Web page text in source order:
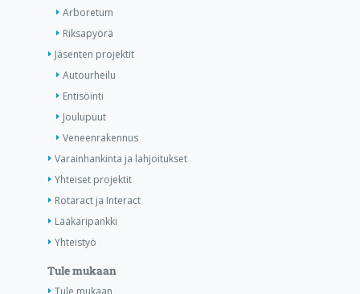
Arboretum
Riksapyörä
Jäsenten projektit
Autourheilu
Entisöinti
Joulupuut
Veneenrakennus
Varainhankinta ja lahjoitukset
Yhteiset projektit
Rotaract ja Interact
Lääkäripankki
Yhteistyö
Tule mukaan